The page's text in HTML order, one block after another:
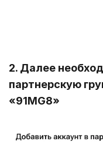
2. Далее
партнерскую
«91MG8»